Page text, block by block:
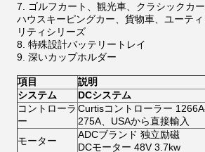
7. ゴルフカート、観光車、クラシックカー
ハウスキーピングカー、貨物車、ユーテ
リティシリーズ
8. 特殊設計バッテリートレイ
9. 深いカップホルダー
項目
説明
システム
DCシステム
コントローラ
ー
Curtisコントローラー
275A、USAから直接輸入
モーター
ADCブランド 独立励磁
DCモーター 48V 3.7kw